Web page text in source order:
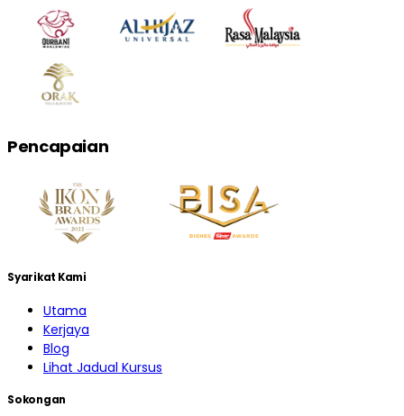
Pencapaian
Syarikat Kami
Utama
Kerjaya
Blog
Lihat Jadual Kursus
Sokongan